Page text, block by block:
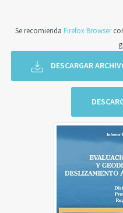
Se recomienda Firefox Browser
DESCARGAR